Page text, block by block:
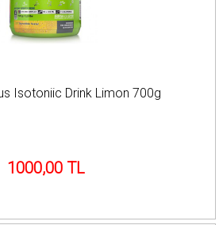
Isotoniic Drink Limon 700g
1000,00 TL